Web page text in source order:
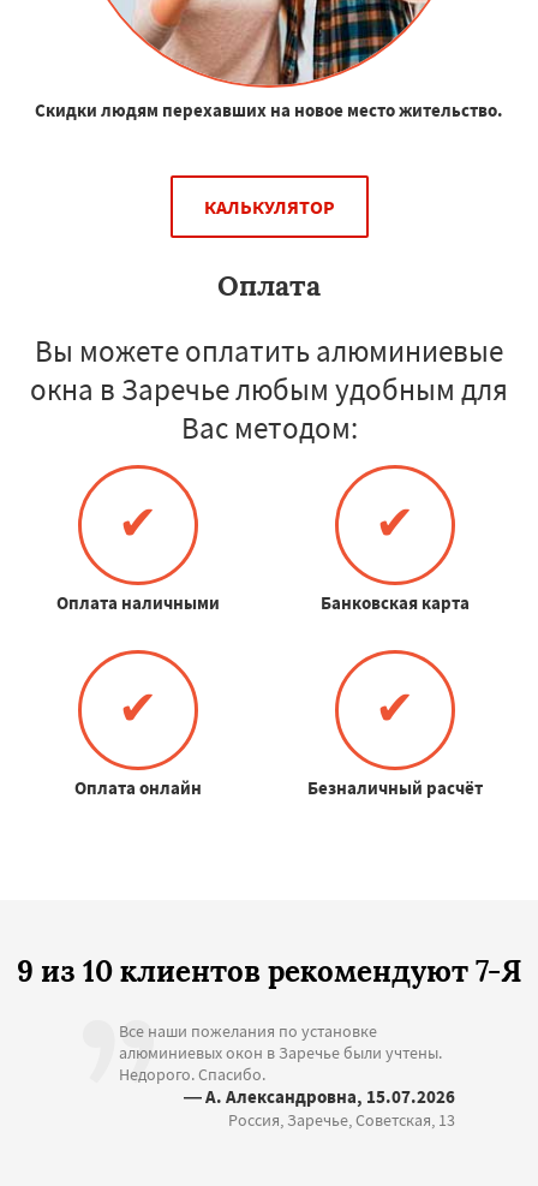
Скидки людям перехавших на новое место жительство.
КАЛЬКУЛЯТОР
Оплата
Вы можете оплатить алюминиевые
окна в Заречье любым удобным для
Вас методом:
✔
Оплата наличными
✔
Банковская карта
✔
Оплата онлайн
✔
Безналичный расчёт
9 из 10 клиентов рекомендуют 7-Я
Все наши пожелания по установке
алюминиевых окон в Заречье были учтены.
Недорого. Спасибо.
— А. Александровна, 15.07.2026
Россия, Заречье, Советская, 13